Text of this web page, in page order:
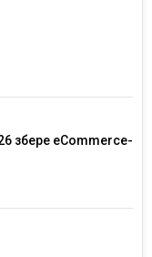
збере eCommerce-